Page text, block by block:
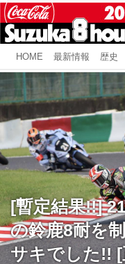
HOME 最新情報 歴史
[暫定結果!!]
の鈴鹿8耐を
サキでした!!